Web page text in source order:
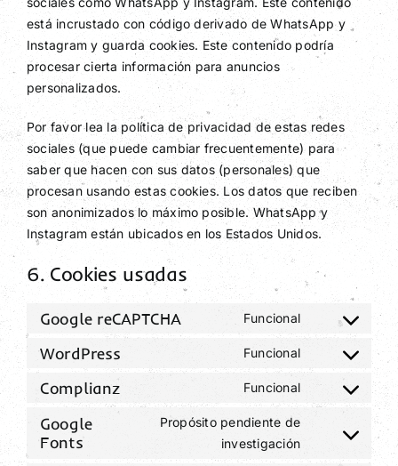
está incrustado con código derivado de WhatsApp y
Instagram y guarda cookies. Este contenido podría
procesar cierta información para anuncios
personalizados.
Por favor lea la política de privacidad de estas redes
sociales (que puede cambiar frecuentemente) para
saber que hacen con sus datos (personales) que
procesan usando estas cookies. Los datos que reciben
son anonimizados lo máximo posible. WhatsApp y
Instagram están ubicados en los Estados Unidos.
6. Cookies usadas
Google reCAPTCHA FuncionalConsent
to
service
google-
recaptcha
WordPress FuncionalConsent
to
service
wordpress
Complianz FuncionalConsent
service
complianz
Google
Fonts
Propósito pendiente de
investigación
Consent
to